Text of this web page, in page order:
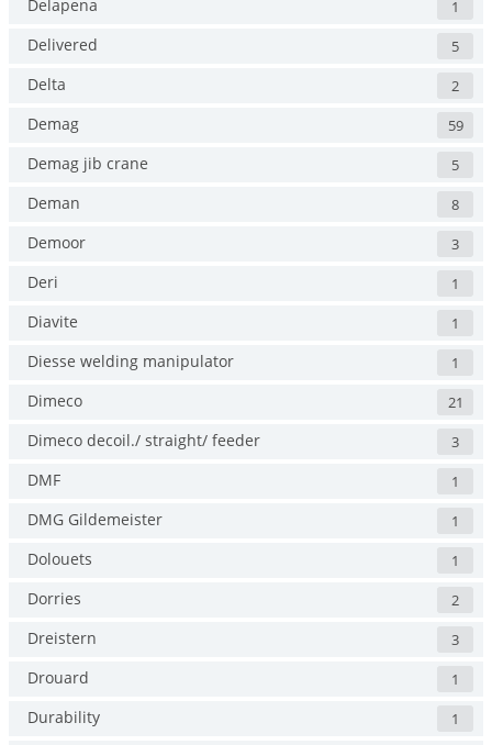
Delapena 1
Delivered 5
Delta 2
Demag 59
Demag jib crane 5
Deman 8
Demoor 3
Deri 1
Diavite 1
Diesse welding manipulator 1
Dimeco 21
Dimeco decoil./ straight/ feeder 3
DMF 1
DMG Gildemeister 1
Dolouets 1
Dorries 2
Dreistern 3
Drouard 1
Durability 1